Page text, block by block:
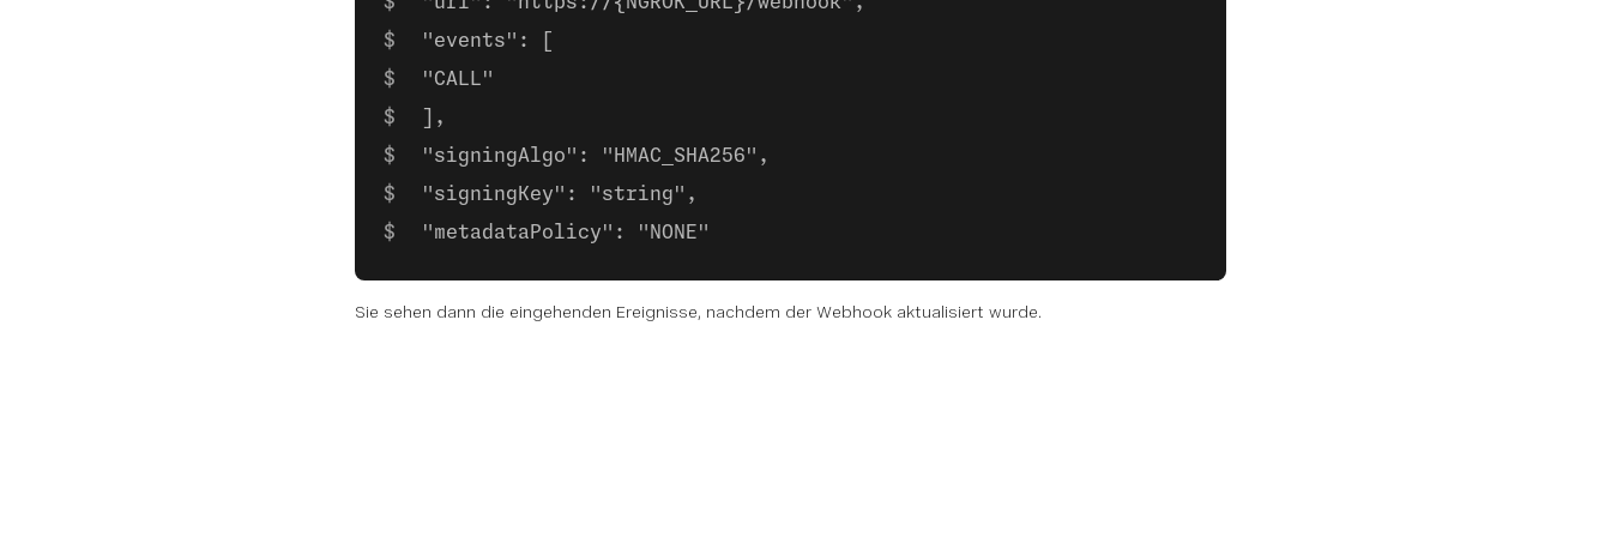
"events": [
"CALL"
],
"signingAlgo": "HMAC_SHA256",
"signingKey": "string",
"metadataPolicy": "NONE"
Sie sehen dann die eingehenden Ereignisse, nachdem der Webhook aktualisiert wurde.